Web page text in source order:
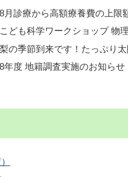
8月診療から高額療養費の上限
こども科学ワークショップ 物
梨の季節到来です！たっぷり
8年度 地籍調査実施のお知らせ